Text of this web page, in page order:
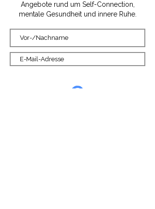
Angebote rund um Self-Connection,
mentale Gesundheit und innere Ruhe.